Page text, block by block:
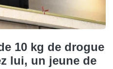
10 kg de drogue
lui, un jeune de